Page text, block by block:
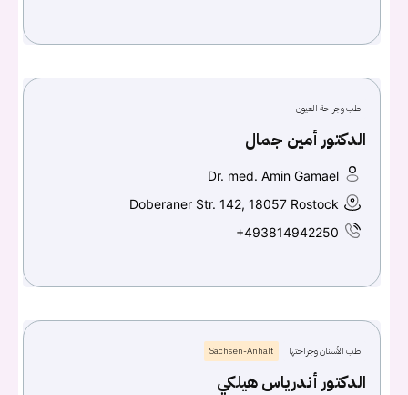
طب وجراحة العيون
الدكتور أمين جمال
Dr. med. Amin Gamael
Doberaner Str. 142, 18057 Rostock
+493814942250
طب الأسنان وجراحتها Sachsen-Anhalt
الدكتور أندرياس هيلكي